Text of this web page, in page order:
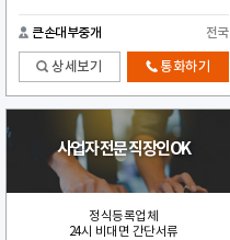
큰손대부중개 전국
상세보기 통화하기
사업자 전문 직장인OK
정식등록업체
24시 비대면 간단서류